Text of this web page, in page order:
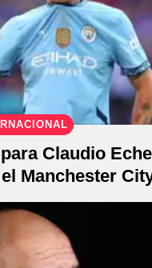
Claudio
Manchester